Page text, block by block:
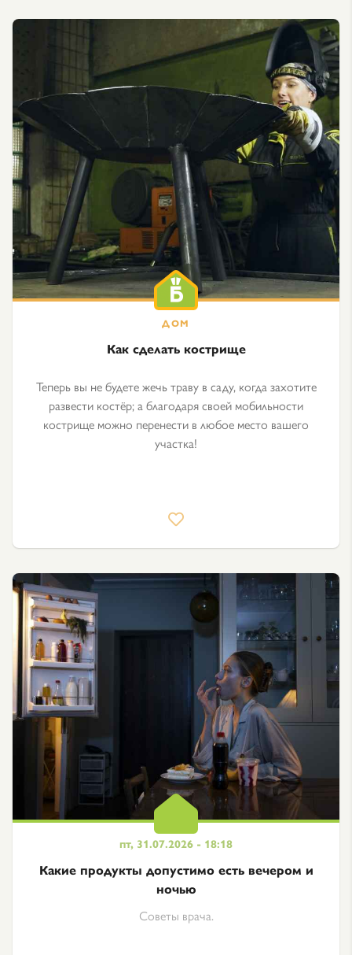
Как сделать кострище
Теперь вы не будете жечь траву в саду, когда захотите
развести костёр; а благодаря своей мобильности
кострище можно перенести в любое место вашего
участка!
пт, 31.07.2026 - 18:18
Какие продукты допустимо есть вечером и
ночью
Советы врача.